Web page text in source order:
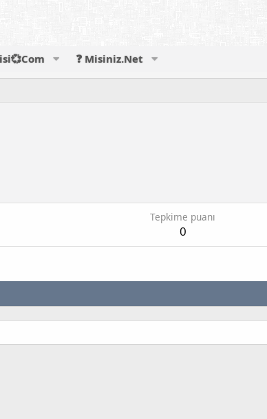
❓ Misiniz.Net
Tepkime puanı
0